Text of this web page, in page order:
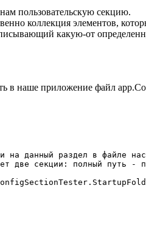
пользовательскую секцию.
коллекция элементов,
какую-от
в наше приложение файл
на данный раздел в файле
две секции: полный путь -